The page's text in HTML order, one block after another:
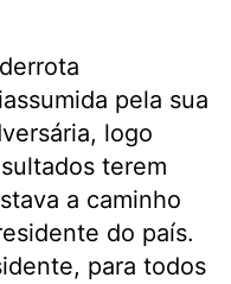
pela sua
logo
terem
a caminho
do país.
para todos